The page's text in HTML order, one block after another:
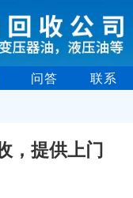
问答 联系
，提供上门